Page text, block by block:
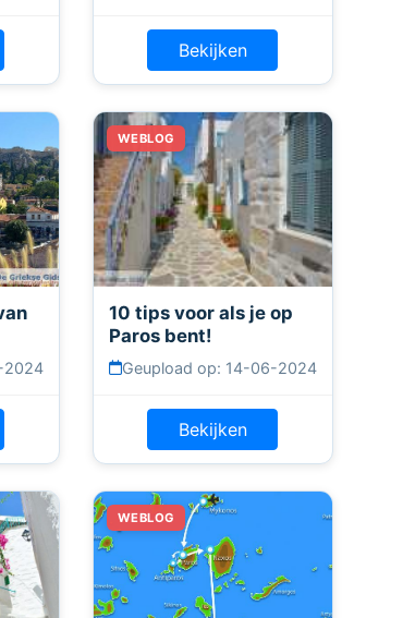
Bekijken
2024
10 tips voor als je op
Paros bent!
Geupload op: 14-06-2024
Bekijken